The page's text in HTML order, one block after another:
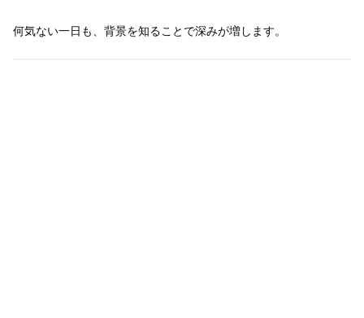
何気ない一日も、背景を知ることで深みが増します。